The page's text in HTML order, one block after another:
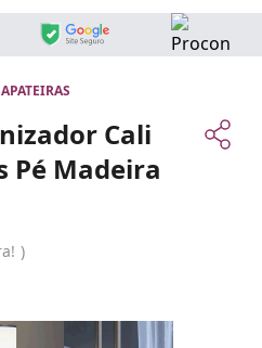
Cali
Pé Madeira